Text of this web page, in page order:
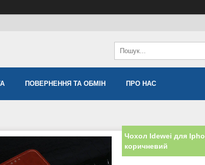
ПОВЕРНЕННЯ ТА ОБМІН ПРО НАС
Чохол Idewei для
коричневий